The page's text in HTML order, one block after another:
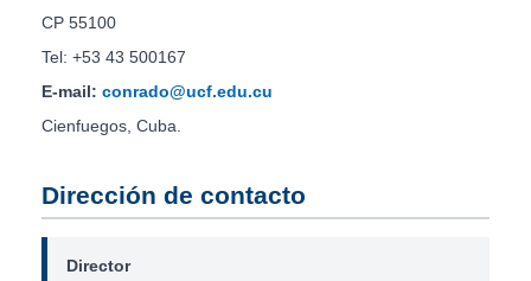
CP 55100
Tel: +53 43 500167
E-mail: conrado@ucf.edu.cu
Cienfuegos, Cuba.
Dirección de contacto
Director